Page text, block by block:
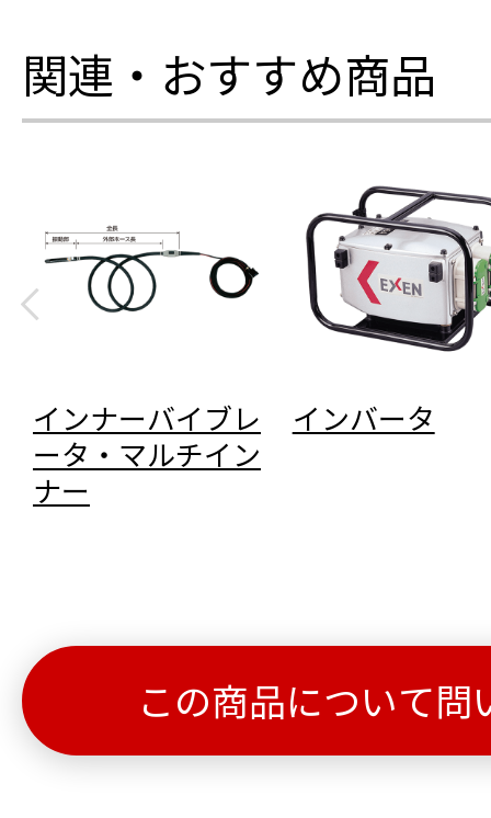
関連・おすすめ商品
インナーバイブレ
ータ・マルチイン
ナー
インバータ
この商品について問